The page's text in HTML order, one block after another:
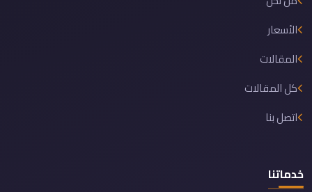
الأسعار
المقالات
كل المقالات
اتصل بنا
خدماتنا